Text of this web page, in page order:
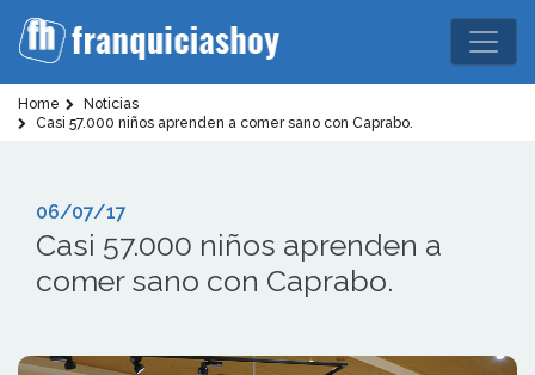
Home
Noticias
Casi 57.000 niños aprenden a comer sano con Caprabo.
06/07/17
Casi 57.000 niños aprenden a
comer sano con Caprabo.